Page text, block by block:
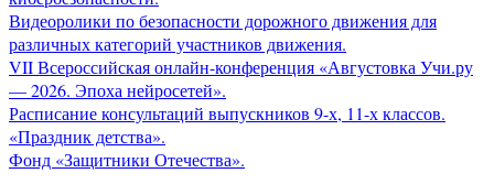
Видеоролики по безопасности дорожного движения для
различных категорий участников движения.
VII Всероссийская онлайн-конференция «Августовка Учи.ру
— 2026. Эпоха нейросетей».
Расписание консультаций выпускников 9-х, 11-х классов.
«Праздник детства».
Фонд «Защитники Отечества».